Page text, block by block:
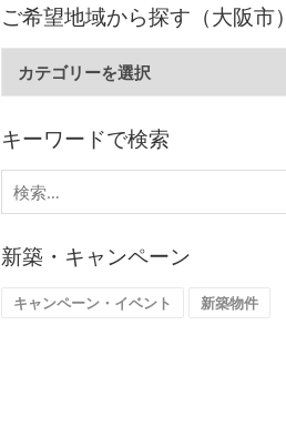
ご希望地域から探す（大阪市）
地
域
か
ら
探
す
（大
キーワードで検索
検
索:
新築・キャンペーン
キャンペーン・イベント 新築物件